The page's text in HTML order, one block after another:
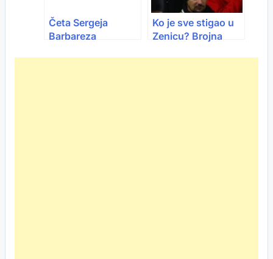
Četa Sergeja
Barbareza
Ko je sve stigao u
Zenicu? Brojna